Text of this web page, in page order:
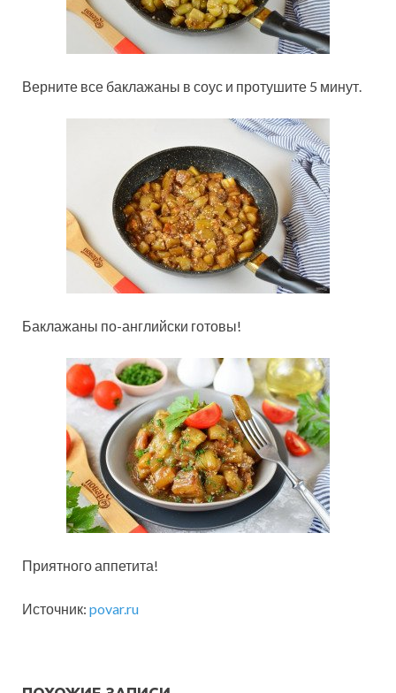
Верните все баклажаны в соус и протушите 5 минут.
Баклажаны по-английски готовы!
Приятного аппетита!
Источник: povar.ru